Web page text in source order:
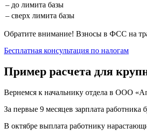
– до лимита базы
– сверх лимита базы
Обратите внимание! Взносы в ФСС на
Бесплатная консультация по налогам
Пример расчета для
Вернемся к начальнику отдела в ООО
За первые 9 месяцев зарплата
В октябре выплата работнику